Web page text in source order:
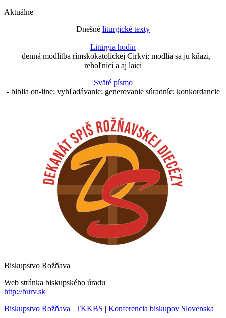
Aktuálne
Dnešné liturgické texty
Liturgia hodín
– denná modlitba rímskokatolíckej Cirkvi; modlia sa ju kňazi,
rehoľníci a aj laici
Sväté písmo
- biblia on-line; vyhľadávanie; generovanie súradníc; konkordancie
Biskupstvo Rožňava
Web stránka biskupského úradu
http://burv.sk
Biskupstvo Rožňava | TKKBS | Konferencia biskupov Slovenska